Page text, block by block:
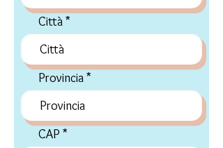
Città
Provincia
CAP